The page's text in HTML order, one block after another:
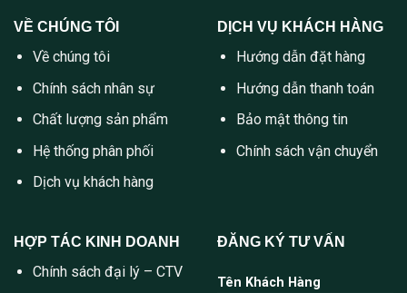
VỀ CHÚNG TÔI
Về chúng tôi
Chính sách nhân sự
Chất lượng sản phẩm
Hệ thống phân phối
Dịch vụ khách hàng
DỊCH VỤ KHÁCH HÀNG
Hướng dẫn đặt hàng
Hướng dẫn thanh toán
Bảo mật thông tin
Chính sách vận chuyển
HỢP TÁC KINH DOANH
Chính sách đại lý – CTV
ĐĂNG KÝ TƯ VẤN
Tên Khách Hàng